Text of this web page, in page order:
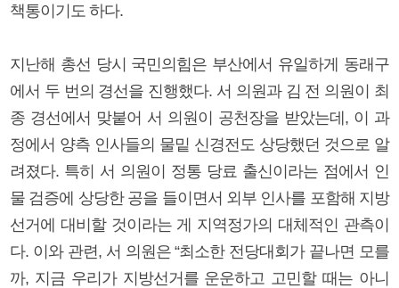
책통이기도 하다.
지난해 총선 당시 국민의힘은 부산에서 유일하게 동래구
에서 두 번의 경선을 진행했다. 서 의원과 김 전 의원이 최
종 경선에서 맞붙어 서 의원이 공천장을 받았는데, 이 과
정에서 양측 인사들의 물밑 신경전도 상당했던 것으로 알
려졌다. 특히 서 의원이 정통 당료 출신이라는 점에서 인
물 검증에 상당한 공을 들이면서 외부 인사를 포함해 지방
선거에 대비할 것이라는 게 지역정가의 대체적인 관측이
다. 이와 관련, 서 의원은 “최소한 전당대회가 끝나면 모를
까, 지금 우리가 지방선거를 운운하고 고민할 때는 아니